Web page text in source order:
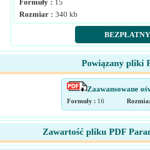
Formuły : 15
Rozmiar :340 kb
Powiązany pliki
Zaawansowane
Formuły : 16
Zawartość pliku PDF